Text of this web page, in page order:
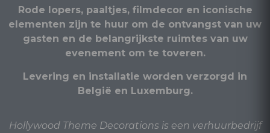
Rode lopers, paaltjes, filmdecor en iconische
elementen zijn te huur om de ontvangst van uw
gasten en de belangrijkste ruimtes van uw
evenement om te toveren.
Levering en installatie worden verzorgd in
België en Luxemburg.
Hollywood Theme Decorations is een verhuurbedrijf